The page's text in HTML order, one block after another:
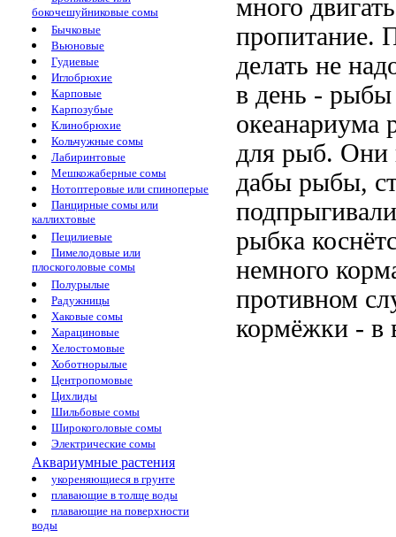
бокочешуйниковые сомы
Бычковые
Вьюновые
Гудиевые
Иглобрюхие
Карповые
Карпозубые
Клинобрюхие
Кольчужные сомы
Лабиринтовые
Мешкожаберные сомы
Нотоптеровые или спиноперые
Панцирные сомы или
каллихтовые
Пецилиевые
Пимелодовые или
плоскоголовые сомы
Полурылые
Радужницы
Хаковые сомы
Харациновые
Хелостомовые
Хоботнорылые
Центропомовые
Цихлиды
Шильбовые сомы
Широкоголовые сомы
Электрические сомы
Аквариумные растения
укореняющиеся в грунте
плавающие в толще воды
плавающие на поверхности
воды
много
пропитание.
делать не
в день - рыбы
океанариума
для рыб. Они
дабы рыбы,
рыбка
немного
противном
кормёжки - в